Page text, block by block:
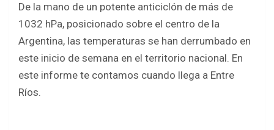
ce
b
o
o
tt
er
at
s
A
p
ar
e
De la mano de un potente anticiclón de más de
1032 hPa, posicionado sobre el centro de la
Argentina, las temperaturas se han derrumbado en
este inicio de semana en el territorio nacional. En
este informe te contamos cuando llega a Entre
Ríos.